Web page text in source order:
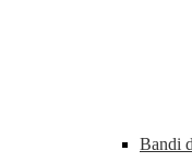
Bandi